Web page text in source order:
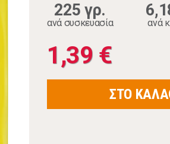
225 γρ.
ανά συσκευασία ανά
1,39 €
ΣΤΟ